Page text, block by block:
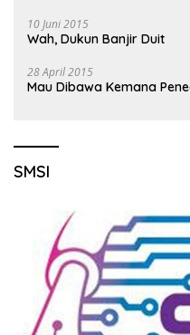
10 Juni 2015
Wah, Dukun Banjir Duit
28 April 2015
Mau Dibawa Kemana
SMSI